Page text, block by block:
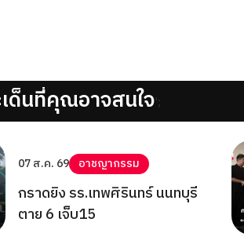
ด็นที่คุณอาจสนใจ';
07 ส.ค. 69 อาชญากรรม
กราดยิง รร.เทพศิรินทร์ นนทบุรี
ตาย 6 เจ็บ15